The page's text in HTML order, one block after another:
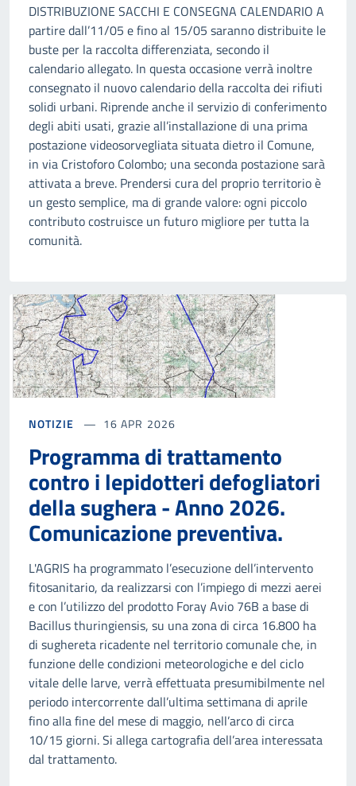
DISTRIBUZIONE SACCHI E CONSEGNA CALENDARIO A
partire dall’11/05 e fino al 15/05 saranno distribuite le
buste per la raccolta differenziata, secondo il
calendario allegato. In questa occasione verrà inoltre
consegnato il nuovo calendario della raccolta dei rifiuti
solidi urbani. Riprende anche il servizio di conferimento
degli abiti usati, grazie all’installazione di una prima
postazione videosorvegliata situata dietro il Comune,
in via Cristoforo Colombo; una seconda postazione sarà
attivata a breve. Prendersi cura del proprio territorio è
un gesto semplice, ma di grande valore: ogni piccolo
contributo costruisce un futuro migliore per tutta la
comunità.
NOTIZIE 16 APR 2026
Programma di trattamento
contro i lepidotteri defogliatori
della sughera - Anno 2026.
Comunicazione preventiva.
L'AGRIS ha programmato l’esecuzione dell’intervento
fitosanitario, da realizzarsi con l’impiego di mezzi aerei
e con l’utilizzo del prodotto Foray Avio 76B a base di
Bacillus thuringiensis, su una zona di circa 16.800 ha
di sughereta ricadente nel territorio comunale che, in
funzione delle condizioni meteorologiche e del ciclo
vitale delle larve, verrà effettuata presumibilmente nel
periodo intercorrente dall’ultima settimana di aprile
fino alla fine del mese di maggio, nell’arco di circa
10/15 giorni. Si allega cartografia dell’area interessata
dal trattamento.